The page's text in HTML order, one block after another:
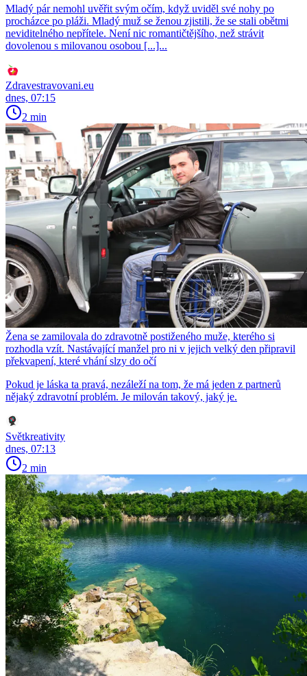
Mladý pár nemohl uvěřit svým očím, když uviděl své nohy po
procházce po pláži. Mladý muž se ženou zjistili, že se stali obětmi
neviditelného nepřítele. Není nic romantičtějšího, než strávit
dovolenou s milovanou osobou [...]...
Zdravestravovani.eu
dnes, 07:15
2 min
Žena se zamilovala do zdravotně postiženého muže, kterého si
rozhodla vzít. Nastávající manžel pro ni v jejich velký den připravil
překvapení, které vhání slzy do očí
Pokud je láska ta pravá, nezáleží na tom, že má jeden z partnerů
nějaký zdravotní problém. Je milován takový, jaký je.
Světkreativity
dnes, 07:13
2 min